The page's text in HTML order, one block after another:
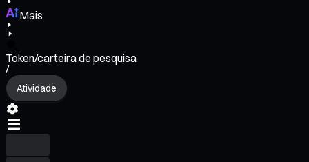
Mais
Token/carteira de pesquisa
/
Atividade